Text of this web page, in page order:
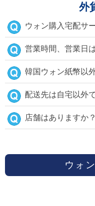
外
ウォン購入宅配サ
営業時間、営業日
韓国ウォン紙幣以
配送先は自宅以外
店舗はありますか？
ウォ